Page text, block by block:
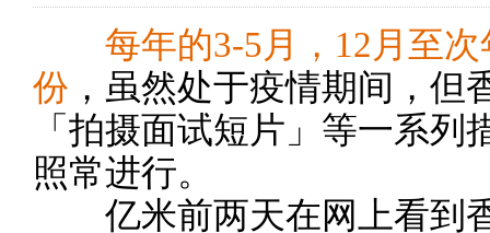
每年的3-5月，12月至
份 ，虽然处于疫情期间，
「拍摄面试短片」等一系
照常进行。
亿米前两天在网上看到